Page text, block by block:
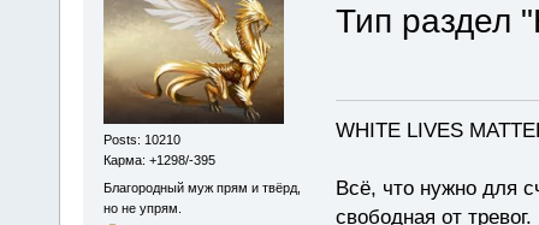
Posts: 10210
Карма: +1298/-395
Благородный муж прям и твёрд,
но не упрям.
Тип раздел
WHITE LIVES
Всё, что нужно для
свободная от